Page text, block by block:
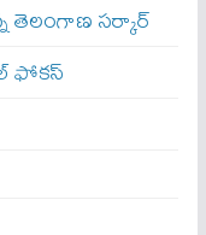
తెలంగాణ స‌ర్కార్
ఫోకస్